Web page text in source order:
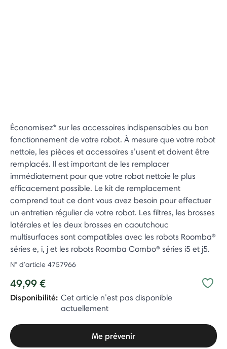
Économisez* sur les accessoires indispensables au bon
fonctionnement de votre robot. À mesure que votre robot
nettoie, les pièces et accessoires s’usent et doivent être
remplacés. Il est important de les remplacer
immédiatement pour que votre robot nettoie le plus
efficacement possible. Le kit de remplacement
comprend tout ce dont vous avez besoin pour effectuer
un entretien régulier de votre robot. Les filtres, les brosses
latérales et les deux brosses en caoutchouc
multisurfaces sont compatibles avec les robots Roomba®
séries e, i, j et les robots Roomba Combo® séries i5 et j5.
N° d’article 4757966
49,99 €
Disponibilité: Cet article n’est pas disponible
actuellement
Me prévenir